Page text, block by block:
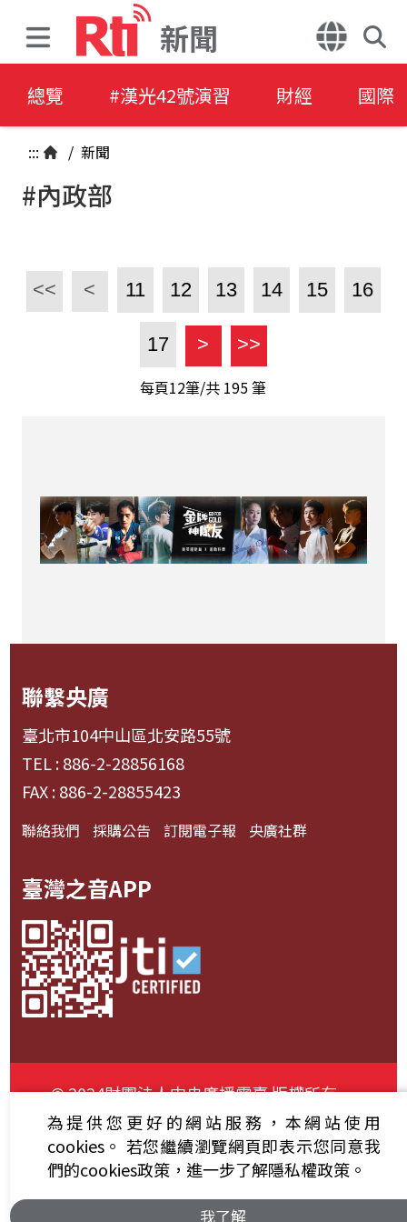
新聞
總覽 #漢光42號演習 財經 國際
::: / 新聞
#內政部
<< < 11 12 13 14 15 16
17 > >>
每頁12筆/共 195筆
聯繫央廣
臺北市104中山區北安路55號
TEL : 886-2-28856168
FAX : 886-2-28855423
聯絡我們 採購公告 訂閱電子報 央廣社群
臺灣之音APP
© 2024財團法人中央廣播電臺 版權所有
資通安全政策聲明
服務條款 隱私權條款
為提供您更好的網站服務，本網站使用
cookies。 若您繼續瀏覽網頁即表示您同意我
們的cookies政策，進一步了解隱私權政策。
我了解